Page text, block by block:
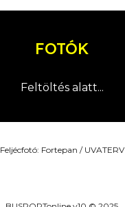
FOTÓK
Feltöltés alatt...
Feljécfotó: Fortepan / UVATERV